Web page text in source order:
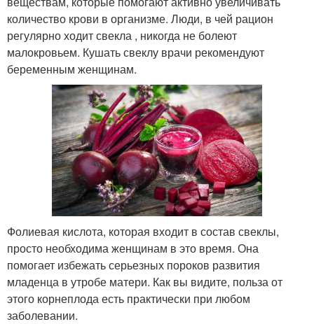
количество крови в организме. Люди, в чей рацион
регулярно ходит свекла , никогда не болеют
малокровьем. Кушать свеклу врачи рекомендуют
беременным женщинам.
Фолиевая кислота, которая входит в состав свеклы,
просто необходима женщинам в это время. Она
помогает избежать серьезных пороков развития
младенца в утробе матери. Как вы видите, польза от
этого корнеплода есть практически при любом
заболевании.